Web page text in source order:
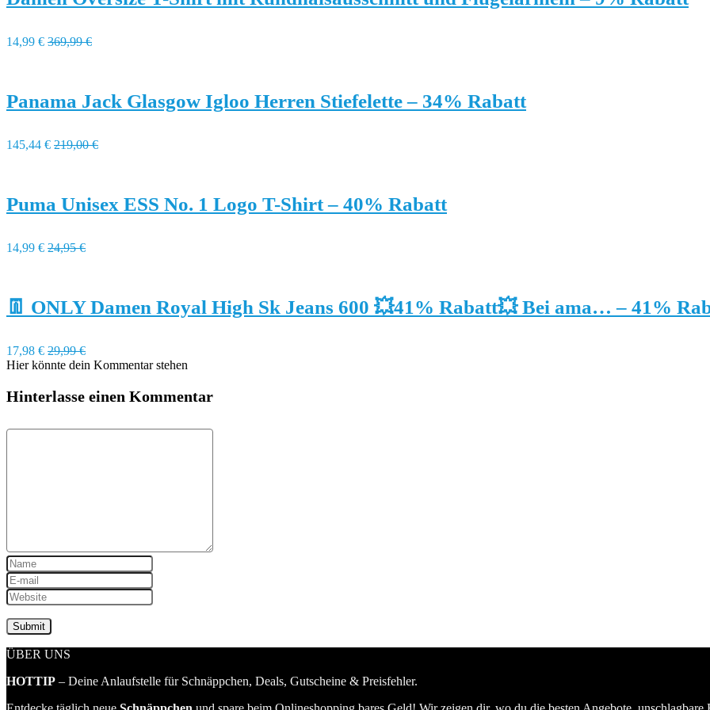
14,99 € 369,99 €
Panama Jack Glasgow Igloo Herren Stiefelette – 34% Rabatt
145,44 € 219,00 €
Puma Unisex ESS No. 1 Logo T-Shirt – 40% Rabatt
14,99 € 24,95 €
👖 ONLY Damen Royal High Sk Jeans 600 💥41% Rabatt💥 Bei ama… – 41%
17,98 € 29,99 €
Hier könnte dein Kommentar stehen
Hinterlasse einen Kommentar
ÜBER UNS
HOTTIP – Deine Anlaufstelle für Schnäppchen, Deals, Gutscheine & Preisfehler.